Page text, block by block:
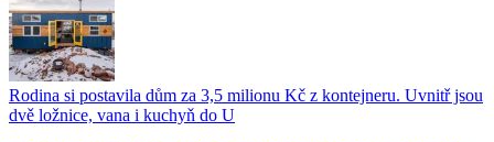
Rodina si postavila dům za 3,5 milionu Kč z kontejneru. Uvnitř jsou
dvě ložnice, vana i kuchyň do U